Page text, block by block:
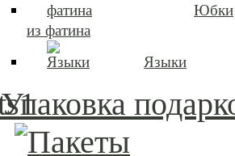
Юбки
из фатина
Языки
Упаковка